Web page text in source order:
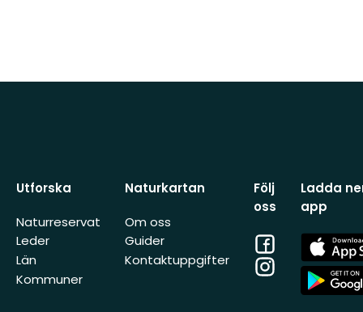
Utforska
Naturreservat
Leder
Län
Kommuner
Naturkartan
Om oss
Guider
Kontaktuppgifter
Följ
oss
Facebook
Instagram
Ladda
app
App
Store
App
Store